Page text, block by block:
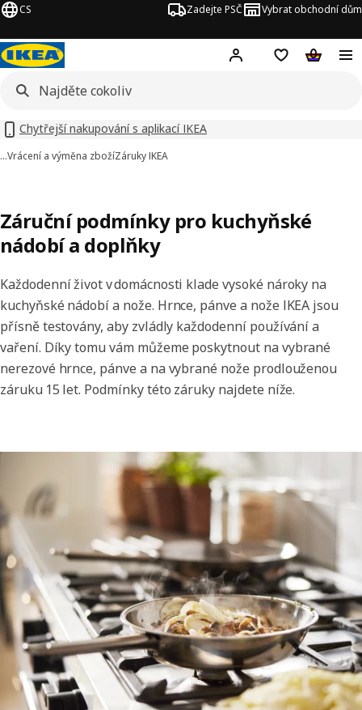
CS Zadejte PSČ Vybrat obchodní dům
Hej! Přihlášení
NákupníNákupní
Chytřejší nakupování s aplikací IKEA
…Vrácení a výměna zbožíZáruky IKEA
Záruční podmínky pro kuchyňské
nádobí a doplňky
Každodenní život v domácnosti klade vysoké nároky na
kuchyňské nádobí a nože. Hrnce, pánve a nože IKEA jsou
přísně testovány, aby zvládly každodenní používání a
vaření. Díky tomu vám můžeme poskytnout na vybrané
nerezové hrnce, pánve a na vybrané nože prodlouženou
záruku 15 let. Podmínky této záruky najdete níže.